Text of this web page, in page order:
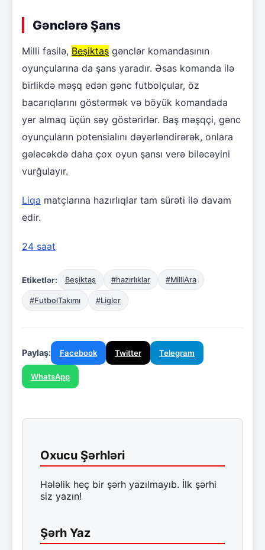
Gənclərə Şans
Milli fasilə, Beşiktaş gənclər komandasının
oyunçularına da şans yaradır. Əsas komanda ilə
birlikdə məşq edən gənc futbolçular, öz
bacarıqlarını göstərmək və böyük komandada
yer almaq üçün səy göstərirlər. Baş məşqçi, gənc
oyunçuların potensialını dəyərləndirərək, onlara
gələcəkdə daha çox oyun şansı verə biləcəyini
vurğulayır.
Liqa matçlarına hazırlıqlar tam sürəti ilə davam
edir.
24 saat
Etiketlər: Beşiktaş #hazırlıklar #MilliAra
#FutbolTakımı #Ligler
Paylaş: Facebook Twitter Telegram
WhatsApp
Oxucu Şərhləri
Hələlik heç bir şərh yazılmayıb. İlk şərhi
siz yazın!
Şərh Yaz